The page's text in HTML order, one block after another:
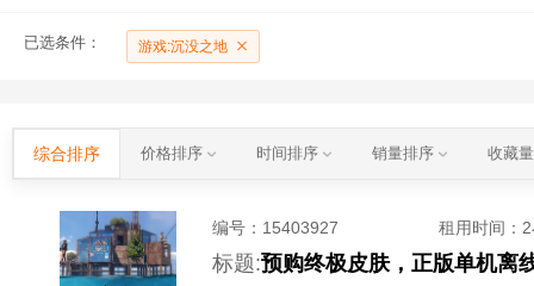
已选条件： 游戏:沉没之地
综合排序 价格排序 时间排序 销量排序 收藏
编号： 15403927 租用时间 ：
标题:预购终极皮肤，正版单机离